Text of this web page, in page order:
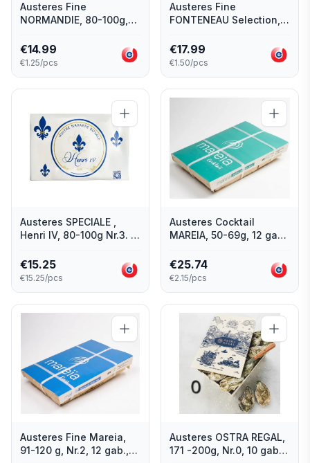
Austeres Fine
NORMANDIE, 80-100g,
€14.99
€1.25/pcs
Austeres Fine
FONTENEAU Selection,
Francija
€17.99
€1.50/pcs
Austeres SPECIALE ,
Henri IV, 80-100g Nr.3. 6
€15.25
€15.25/pcs
Austeres Cocktail
MAREIA, 50-69g, 12 gab.,
€25.74
€2.15/pcs
Austeres Fine Mareia,
91-120 g, Nr.2, 12 gab.,
Austeres OSTRA REGAL,
171 -200g, Nr.0, 10 gab,